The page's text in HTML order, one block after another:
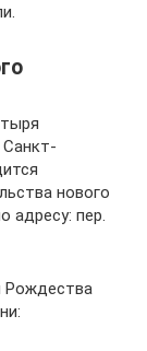
нового
адресу: пер.
Рождества